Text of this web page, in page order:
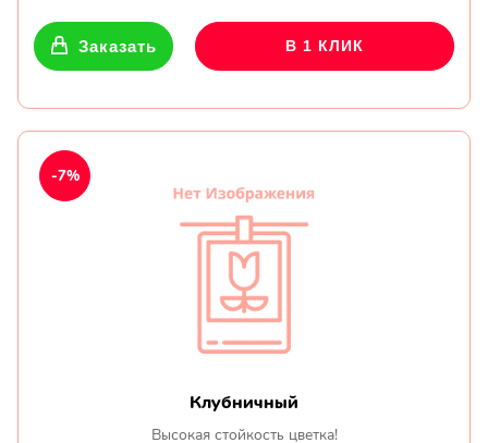
Заказать В 1 КЛИК
Клубничный
Высокая стойкость цветка!
-7%